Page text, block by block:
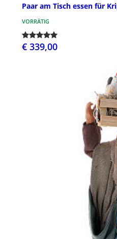
Paar am Tisch essen für
VORRÄTIG
€ 339,00